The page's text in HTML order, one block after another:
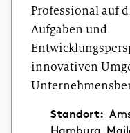
Professional auf
Aufgaben und
innovativen
Standort: